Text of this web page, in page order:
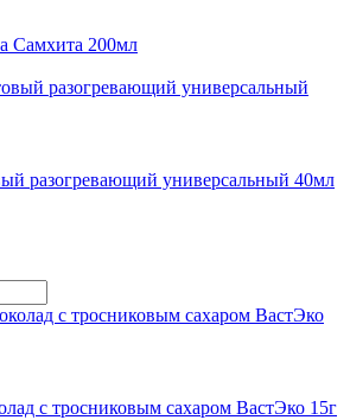
Самхита 200мл
разогревающий универсальный 40мл
с тросниковым сахаром ВастЭко 15г